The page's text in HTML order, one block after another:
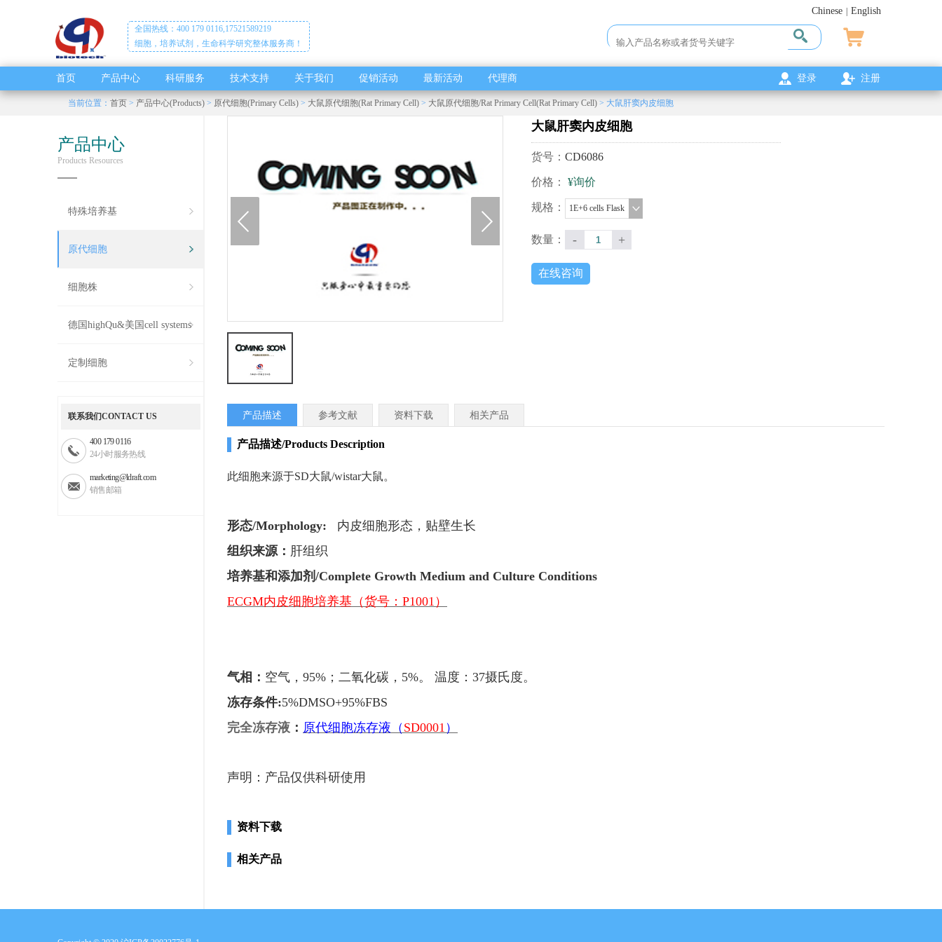
Chinese English
全国热线：400 179 0116,17521589219
细胞，培养试剂，生命科学研究整体服务商！
首页 产品中心 科研服务 技术支持 关于我们 促销活动 最新活动 代理商 登录 注册
当前位置： 首页 > 产品中心(Products) > 原代细胞(Primary Cells) > 大鼠原代细胞(Rat Primary Cell) > 大鼠原代细胞/Rat Primary Cell(Rat Primary Cell) > 大鼠肝窦内皮细胞
产品中心
Products Resources
特殊培养基
原代细胞
细胞株
德国highQu&美国cell systems
定制细胞
联系我们CONTACT US
400 179 0116
24小时服务热线
marketing@ldraft.com
销售邮箱
next
大鼠肝窦内皮细胞
货号： CD6086
价格： ¥询价
规格： 1E+6 cells Flask
数量： - +
在线咨询
产品描述 参考文献 资料下载 相关产品
产品描述/Products Description
此细胞来源于SD大鼠/wistar大鼠。
形态/Morphology: 内皮细胞形态 ，贴壁生长
组织来源： 肝组织
培养基和添加剂/Complete Growth Medium and Culture Conditions
ECGM内皮细胞培养基（货号：P1001）
气相： 空气， 95%；二氧化碳，5%。 温度：37摄氏度。
冻存条件:5%DMSO+95%FBS
完全冻存液 ： 原代细胞冻存液（ SD0001 ）
声明：产品仅供科研使用
资料下载
相关产品